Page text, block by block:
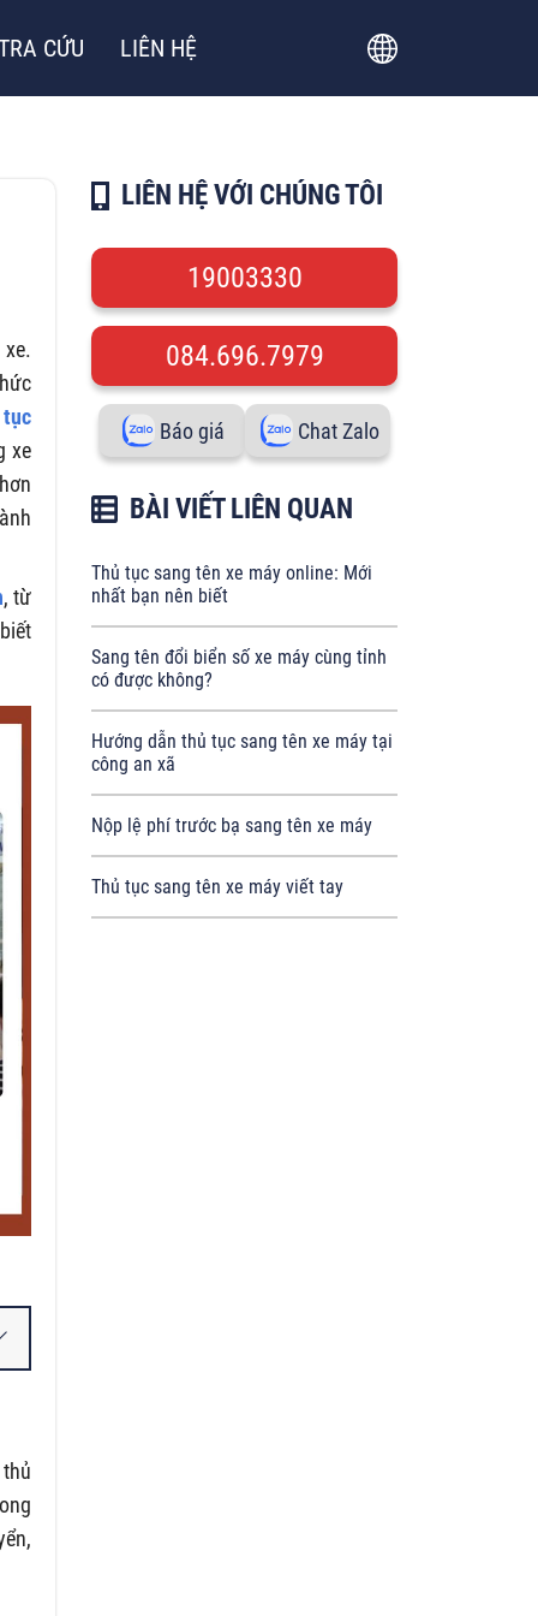
CỨU LIÊN HỆ
xe
, từ
LIÊN HỆ VỚI CHÚNG TÔI
19003330
084.696.7979
Báo giá Chat Zalo
BÀI VIẾT LIÊN QUAN
Thủ tục sang tên xe máy online: Mới
nhất bạn nên biết
Sang tên đổi biển số xe máy cùng tỉnh
có được không?
Hướng dẫn thủ tục sang tên xe máy tại
công an xã
Nộp lệ phí trước bạ sang tên xe máy
Thủ tục sang tên xe máy viết tay